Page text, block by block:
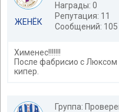
ЖЕНЁК
Награды: 0
Репутация: 11
Сообщений: 105
Хименес!!!!!!!
После фабрисио с Люксом
кипер.
Группа: